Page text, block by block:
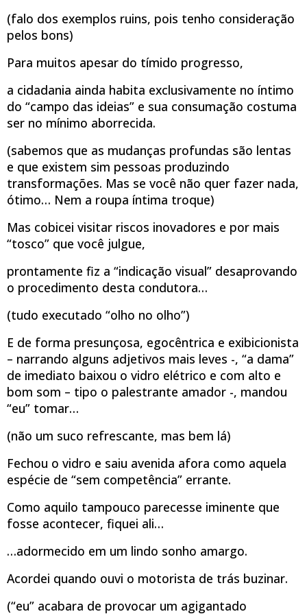
(falo dos exemplos ruins, pois tenho consideração
pelos bons)
Para muitos apesar do tímido progresso,
a cidadania ainda habita exclusivamente no íntimo
do “campo das ideias” e sua consumação costuma
ser no mínimo aborrecida.
(sabemos que as mudanças profundas são lentas
e que existem sim pessoas produzindo
transformações. Mas se você não quer fazer nada,
ótimo… Nem a roupa íntima troque)
Mas cobicei visitar riscos inovadores e por mais
“tosco” que você julgue,
prontamente fiz a “indicação visual” desaprovando
o procedimento desta condutora…
(tudo executado “olho no olho”)
E de forma presunçosa, egocêntrica e exibicionista
– narrando alguns adjetivos mais leves -, “a dama”
de imediato baixou o vidro elétrico e com alto e
bom som – tipo o palestrante amador -, mandou
“eu” tomar…
(não um suco refrescante, mas bem lá)
Fechou o vidro e saiu avenida afora como aquela
espécie de “sem competência” errante.
Como aquilo tampouco parecesse iminente que
fosse acontecer, fiquei ali…
…adormecido em um lindo sonho amargo.
Acordei quando ouvi o motorista de trás buzinar.
(“eu” acabara de provocar um agigantado